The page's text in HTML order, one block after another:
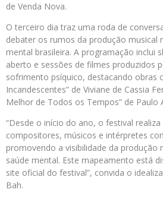
de Venda Nova.
O terceiro dia traz uma roda de
debater os rumos da produção musical
mental brasileira. A programação inclui
aberto e sessões de filmes produzidos
sofrimento psíquico, destacando obras
Incandescentes” de Viviane de Cassia
Melhor de Todos os Tempos” de Paulo
“Desde o início do ano, o festival
compositores, músicos e intérpretes
promovendo a visibilidade da produção
saúde mental. Este mapeamento está
site oficial do festival”, convida o
Bah.